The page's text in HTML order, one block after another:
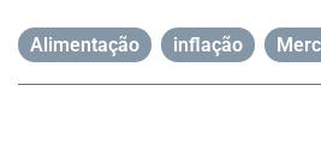
Alimentação inflação